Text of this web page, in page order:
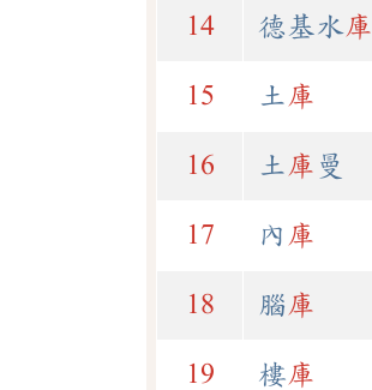
14 德基水庫
15 土庫
16 土庫 曼
17 內 庫
18 腦庫
19 樓庫